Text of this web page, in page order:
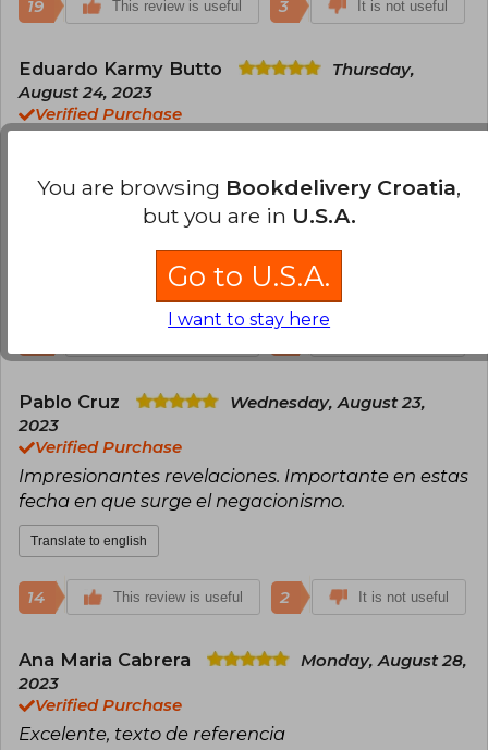
19 This review is useful 3 It is not useful
Eduardo Karmy Butto
Thursday,
August 24, 2023
Verified Purchase
norteamericana en Chile. Utiliza documentos
desclasificados muy bien analizados. Kornbluth es
Pablo Cruz
Wednesday, August 23,
2023
Verified Purchase
Impresionantes revelaciones. Importante en estas
fecha en que surge el negacionismo.
Translate to english
14 This review is useful 2 It is not useful
Ana Maria Cabrera
Monday, August 28,
2023
Verified Purchase
Excelente, texto de referencia
You are browsing Bookdelivery Croatia,
but you are in U.S.A.
Go to U.S.A.
I want to stay here